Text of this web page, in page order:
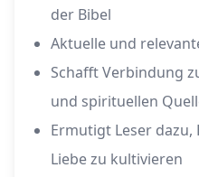
der Bibel
Aktuelle und
Schafft Verbindung
und spirituellen
Ermutigt Leser
Liebe zu kultivieren